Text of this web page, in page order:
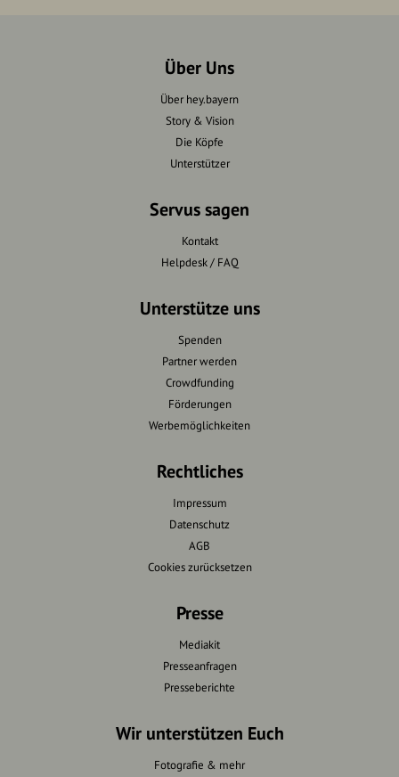
Über Uns
Über hey.bayern
Story & Vision
Die Köpfe
Unterstützer
Servus sagen
Kontakt
Helpdesk / FAQ
Unterstütze uns
Spenden
Partner werden
Crowdfunding
Förderungen
Werbemöglichkeiten
Rechtliches
Impressum
Datenschutz
AGB
Cookies zurücksetzen
Presse
Mediakit
Presseanfragen
Presseberichte
Wir unterstützen Euch
Fotografie & mehr